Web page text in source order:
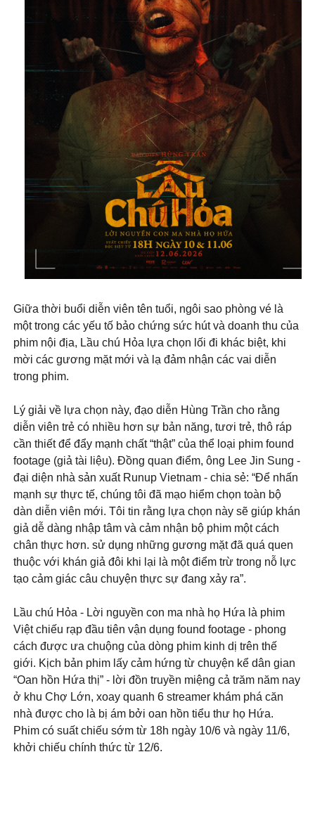
Giữa thời buổi diễn viên tên tuổi, ngôi sao phòng vé là
một trong các yếu tố bảo chứng sức hút và doanh thu của
phim nội địa, Lầu chú Hỏa lựa chọn lối đi khác biệt, khi
mời các gương mặt mới và lạ đảm nhận các vai diễn
trong phim.
Lý giải về lựa chọn này, đạo diễn Hùng Trần cho rằng
diễn viên trẻ có nhiều hơn sự bản năng, tươi trẻ, thô ráp
cần thiết để đẩy mạnh chất “thật” của thể loại phim found
footage (giả tài liệu). Đồng quan điểm, ông Lee Jin Sung -
đại diện nhà sản xuất Runup Vietnam - chia sẻ: “Để nhấn
mạnh sự thực tế, chúng tôi đã mạo hiểm chọn toàn bộ
dàn diễn viên mới. Tôi tin rằng lựa chọn này sẽ giúp khán
giả dễ dàng nhập tâm và cảm nhận bộ phim một cách
chân thực hơn. sử dụng những gương mặt đã quá quen
thuộc với khán giả đôi khi lại là một điểm trừ trong nỗ lực
tạo cảm giác câu chuyện thực sự đang xảy ra”.
Lầu chú Hỏa - Lời nguyền con ma nhà họ Hứa là phim
Việt chiếu rạp đầu tiên vận dụng found footage - phong
cách được ưa chuộng của dòng phim kinh dị trên thế
giới. Kịch bản phim lấy cảm hứng từ chuyện kể dân gian
“Oan hồn Hứa thị” - lời đồn truyền miệng cả trăm năm nay
ở khu Chợ Lớn, xoay quanh 6 streamer khám phá căn
nhà được cho là bị ám bởi oan hồn tiểu thư họ Hứa.
Phim có suất chiếu sớm từ 18h ngày 10/6 và ngày 11/6,
khởi chiếu chính thức từ 12/6.